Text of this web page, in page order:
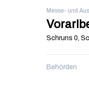
Messe- und
Schruns 0,
Behörden